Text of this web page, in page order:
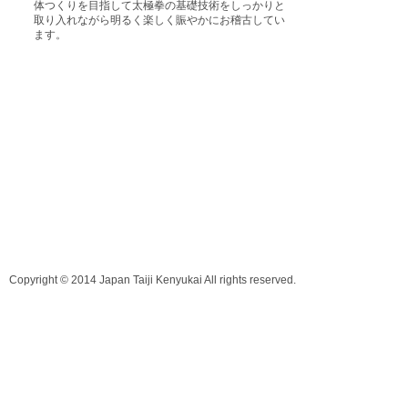
体つくりを目指して太極拳の基礎技術をしっかりと
取り入れながら明るく楽しく賑やかにお稽古してい
ます。
Copyright © 2014 Japan Taiji Kenyukai All rights reserved.